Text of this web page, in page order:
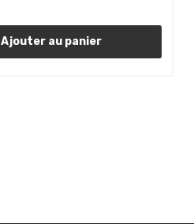
Ajouter au panier